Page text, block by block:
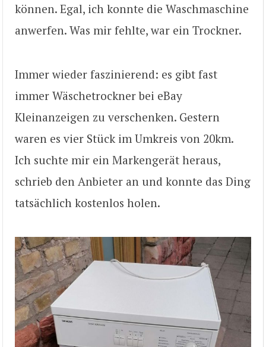
können. Egal, ich konnte die Waschmaschine
anwerfen. Was mir fehlte, war ein Trockner.
Immer wieder faszinierend: es gibt fast
immer Wäschetrockner bei eBay
Kleinanzeigen zu verschenken. Gestern
waren es vier Stück im Umkreis von 20km.
Ich suchte mir ein Markengerät heraus,
schrieb den Anbieter an und konnte das Ding
tatsächlich kostenlos holen.